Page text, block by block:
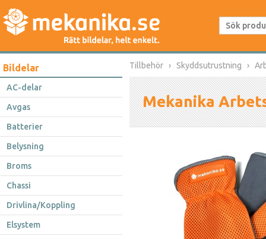
Bildelar
AC-delar
Avgas
Batterier
Belysning
Broms
Chassi
Drivlina/Koppling
Elsystem
Tillbehör Skyddsutrustning
Mekanika